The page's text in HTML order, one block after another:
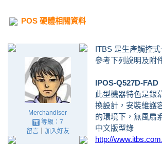
POS 硬體相關資料
Merchandiser
等級：7
留言｜ 加入好友
ITBS 是生產觸控
參考下列說明及附
IPOS-Q527D-FAD
此型機器特色是銀
換設計，安裝維護
的環境下，無風扇
中文版型錄
http://